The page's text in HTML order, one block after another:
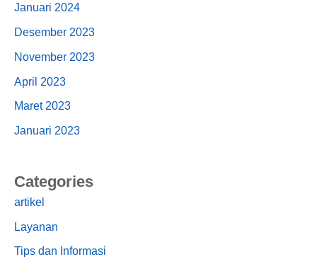
Januari 2024
Desember 2023
November 2023
April 2023
Maret 2023
Januari 2023
Categories
artikel
Layanan
Tips dan Informasi